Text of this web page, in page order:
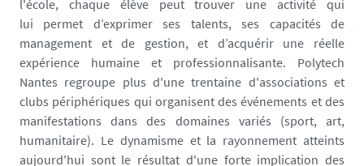
l'école, chaque élève peut trouver une activité qui
lui permet d’exprimer ses talents, ses capacités de
management et de gestion, et d’acquérir une réelle
expérience humaine et professionnalisante. Polytech
Nantes regroupe plus d'une trentaine d'associations et
clubs périphériques qui organisent des événements et des
manifestations dans des domaines variés (sport, art,
humanitaire). Le dynamisme et la rayonnement atteints
aujourd'hui sont le résultat d'une forte implication des